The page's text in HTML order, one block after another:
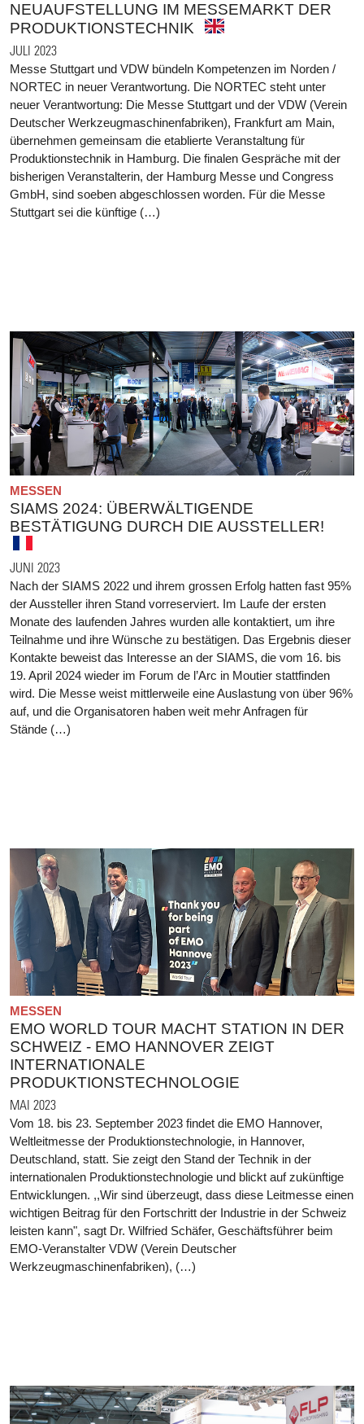
NEUAUFSTELLUNG IM MESSEMARKT DER
PRODUKTIONSTECHNIK
JULI 2023
Messe Stuttgart und VDW bündeln Kompetenzen im Norden /
NORTEC in neuer Verantwortung. Die NORTEC steht unter
neuer Verantwortung: Die Messe Stuttgart und der VDW (Verein
Deutscher Werkzeugmaschinenfabriken), Frankfurt am Main,
übernehmen gemeinsam die etablierte Veranstaltung für
Produktionstechnik in Hamburg. Die finalen Gespräche mit der
bisherigen Veranstalterin, der Hamburg Messe und Congress
GmbH, sind soeben abgeschlossen worden. Für die Messe
Stuttgart sei die künftige (…)
MESSEN
SIAMS 2024: ÜBERWÄLTIGENDE
BESTÄTIGUNG DURCH DIE AUSSTELLER!
JUNI 2023
Nach der SIAMS 2022 und ihrem grossen Erfolg hatten fast 95%
der Aussteller ihren Stand vorreserviert. Im Laufe der ersten
Monate des laufenden Jahres wurden alle kontaktiert, um ihre
Teilnahme und ihre Wünsche zu bestätigen. Das Ergebnis dieser
Kontakte beweist das Interesse an der SIAMS, die vom 16. bis
19. April 2024 wieder im Forum de l’Arc in Moutier stattfinden
wird. Die Messe weist mittlerweile eine Auslastung von über 96%
auf, und die Organisatoren haben weit mehr Anfragen für
Stände (…)
MESSEN
EMO WORLD TOUR MACHT STATION IN DER
SCHWEIZ - EMO HANNOVER ZEIGT
INTERNATIONALE
PRODUKTIONSTECHNOLOGIE
MAI 2023
Vom 18. bis 23. September 2023 findet die EMO Hannover,
Weltleitmesse der Produktionstechnologie, in Hannover,
Deutschland, statt. Sie zeigt den Stand der Technik in der
internationalen Produktionstechnologie und blickt auf zukünftige
Entwicklungen. ,,Wir sind überzeugt, dass diese Leitmesse einen
wichtigen Beitrag für den Fortschritt der Industrie in der Schweiz
leisten kann", sagt Dr. Wilfried Schäfer, Geschäftsführer beim
EMO-Veranstalter VDW (Verein Deutscher
Werkzeugmaschinenfabriken), (…)